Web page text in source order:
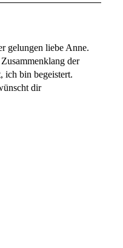
gelungen liebe Anne.
der
ich bin begeistert.
dir